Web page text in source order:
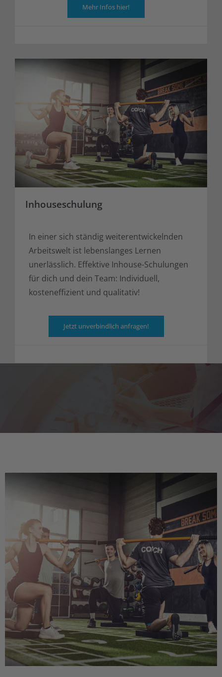
Mehr Infos hier!
Inhouseschulung
In einer sich ständig weiterentwickelnden
Arbeitswelt ist lebenslanges Lernen
unerlässlich. Effektive Inhouse-Schulungen
für dich und dein Team: Individuell,
kosteneffizient und qualitativ!
Jetzt unverbindlich anfragen!
Kurskalender
Entdecke hier die anstehenden Seminare in deiner Umgebung
und erkunde unsere Online-Weiterbildungsangebote